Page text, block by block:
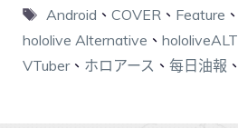
Android 、 COVER、 Feature 、
hololive Alternative 、 hololiveALT
VTuber、 ホロアース 、 每日油報 、